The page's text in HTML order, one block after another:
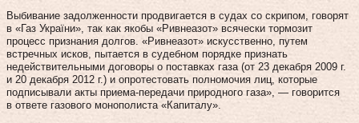
Выбивание задолженности продвигается в судах со скрипом, говорят
в «Газ України», так как якобы «Ривнеазот» всячески тормозит
процесс признания долгов. «Ривнеазот» искусственно, путем
встречных исков, пытается в судебном порядке признать
недействительными договоры о поставках газа (от 23 декабря 2009 г.
и 20 декабря 2012 г.) и опротестовать полномочия лиц, которые
подписывали акты приема-передачи природного газа», — говорится
в ответе газового монополиста «Капиталу».